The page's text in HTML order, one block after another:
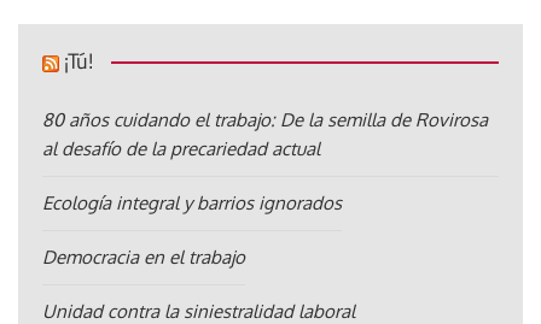
¡Tú!
80 años cuidando el trabajo: De la semilla de Rovirosa
al desafío de la precariedad actual
Ecología integral y barrios ignorados
Democracia en el trabajo
Unidad contra la siniestralidad laboral